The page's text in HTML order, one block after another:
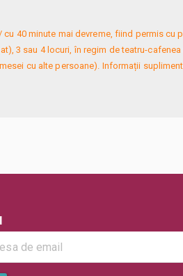
40 minute mai devreme, fiind permis cu
3 sau 4 locuri, în regim de teatru-cafenea
cu alte persoane). Informații